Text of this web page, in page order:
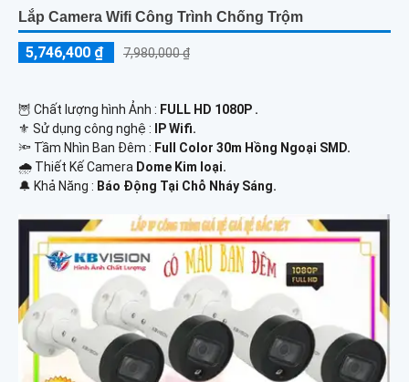
Lắp Camera Wifi Công Trình Chống Trộm
5,746,400 ₫ 7,980,000 ₫
🦉 Chất lượng hình Ảnh : FULL HD 1080P .
⚜️ Sử dụng công nghệ :
IP Wifi.
🔦 Tầm Nhìn Ban Đêm : Full Color 30m Hồng Ngoại SMD.
🌧️ Thiết Kế Camera Dome Kim loại.
️🔔 Khả Năng : Báo Động Tại Chỗ Nháy Sáng.